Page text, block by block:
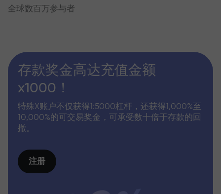
全球数百万参与者
存款奖金高达充值金额
x1000！
特殊X账户不仅获得1:5000杠杆，还获得1,000%至
10,000%的可交易奖金，可承受数十倍于存款的回
撤。
注册